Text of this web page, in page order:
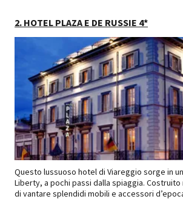
2. HOTEL PLAZA E DE RUSSIE 4*
Questo lussuoso hotel di Viareggio sorge in
Liberty, a pochi passi dalla spiaggia. Costruito
di vantare splendidi mobili e accessori